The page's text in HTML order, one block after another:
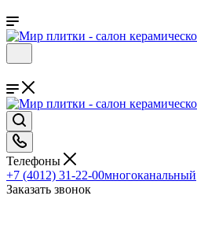
Телефоны
+7 (4012) 31-22-00многоканальный
Заказать звонок